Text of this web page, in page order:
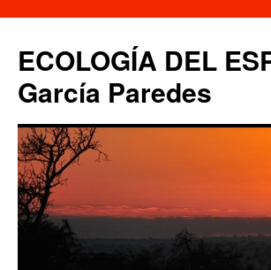
contenido
ECOLOGÍA DEL
García Paredes